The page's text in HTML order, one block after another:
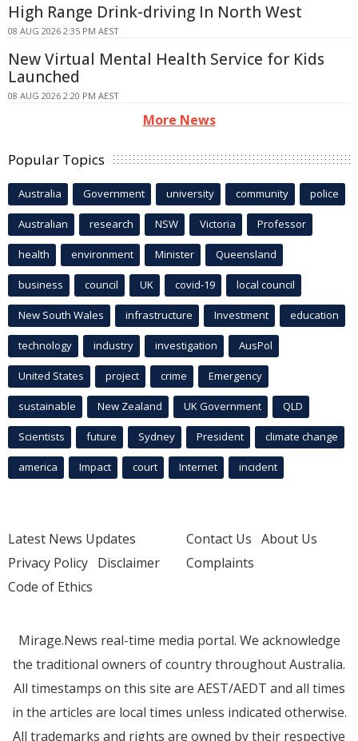
High Range Drink-driving In North West
08 AUG 2026 2:35 PM AEST
New Virtual Mental Health Service for Kids
Launched
08 AUG 2026 2:20 PM AEST
More News
Popular Topics
Australia Government university community police
Australian research NSW Victoria Professor
health environment Minister Queensland
business council UK covid-19 local council
New South Wales infrastructure Investment education
technology industry investigation AusPol
United States project crime Emergency
sustainable New Zealand UK Government QLD
Scientists future Sydney President climate change
america Impact court Internet incident
Latest News Updates
Privacy Policy Disclaimer
Code of Ethics
Contact Us About Us
Complaints
Mirage.News real-time media portal. We acknowledge
the traditional owners of country throughout Australia.
All timestamps on this site are AEST/AEDT and all times
in the articles are local times unless indicated otherwise.
All trademarks and rights are owned by their respective